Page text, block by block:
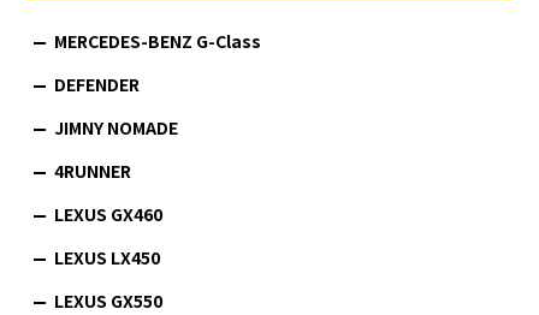
MERCEDES-BENZ G-Class
DEFENDER
JIMNY NOMADE
4RUNNER
LEXUS GX460
LEXUS LX450
LEXUS GX550